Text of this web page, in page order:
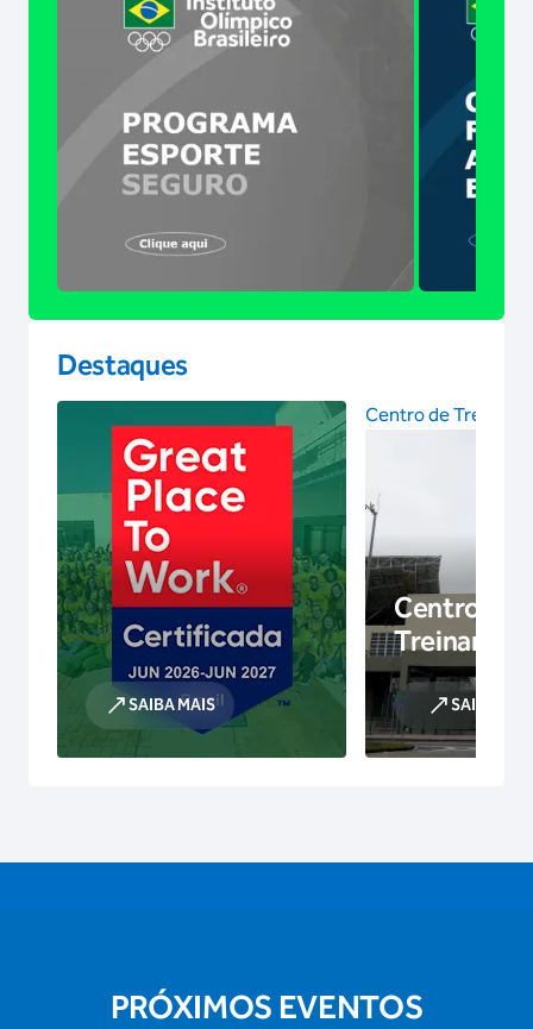
Destaques
SAIBA MAIS
Centro de
Centro de
SAIBA
PRÓXIMOS EVENTOS